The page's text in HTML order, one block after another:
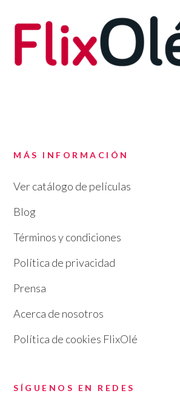
MÁS INFORMACIÓN
Ver catálogo de películas
Blog
Términos y condiciones
Política de privacidad
Prensa
Acerca de nosotros
Política de cookies FlixOlé
SÍGUENOS EN REDES